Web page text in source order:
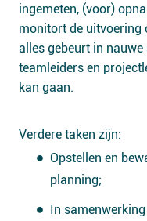
ingemeten, (voor)
monitort de uitvoering
alles gebeurt in
teamleiders en
kan gaan.
Verdere taken zijn:
Opstellen en
planning;
In